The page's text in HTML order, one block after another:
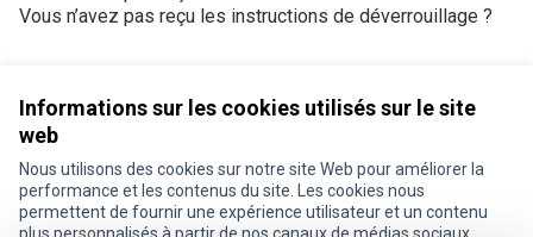
Informations sur les cookies utilisés sur le site
web
Nous utilisons des cookies sur notre site Web pour améliorer la
performance et les contenus du site. Les cookies nous
permettent de fournir une expérience utilisateur et un contenu
Vous n’avez pas reçu les instructions de déverrouillage ?
Conditions d'utilisation
Paramètres des cookies
Je participe ! sur X
Je participe ! sur Facebook
Je participe ! sur Instagram